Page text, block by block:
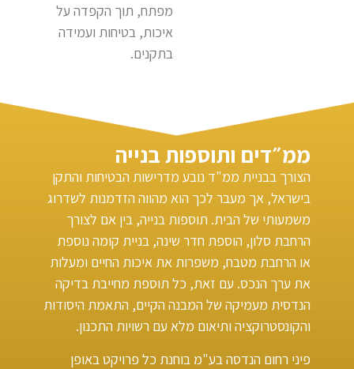
מפתח, תוך הקפדה על
איכות, בטיחות ועמידה
בתקנים.
ממ״דים ותוספות בנייה
הצורך בבניית ממ"ד נובע מדרישות הבטיחות והתקן
בישראל, אך מעבר לכך הוא מהווה הזדמנות לשדרוג
משמעותי של הבית. תוספות בנייה, בין אם לצורך
הרחבת סלון, הוספת חדר שינה, בניית קומה נוספת
או הרחבת מטבח, משפרות את איכות החיים ומעלות
את ערך הנכס. עם זאת, כל תוספת מחייבת בדיקה
הנדסית מעמיקה של המבנה הקיים, התאמת היסודות
והקונסטרוקציה ותיאום מלא עם רשויות התכנון.
פיני רחום הנדסה בע"מ בוחנת כל פרויקט באופן